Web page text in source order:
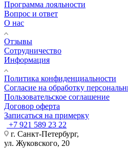
Программа лояльности
Вопрос и ответ
О нас
Отзывы
Сотрудничество
Информация
Политика конфиденциальности
Согласие на обработку
Пользовательское соглашение
Договор оферта
Записаться на примерку
+7 921 589 23 22
г. Санкт-Петербург,
ул. Жуковского, 20